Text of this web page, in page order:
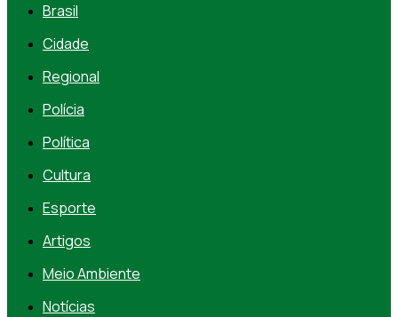
Brasil
Cidade
Regional
Polícia
Política
Cultura
Esporte
Artigos
Meio Ambiente
Notícias